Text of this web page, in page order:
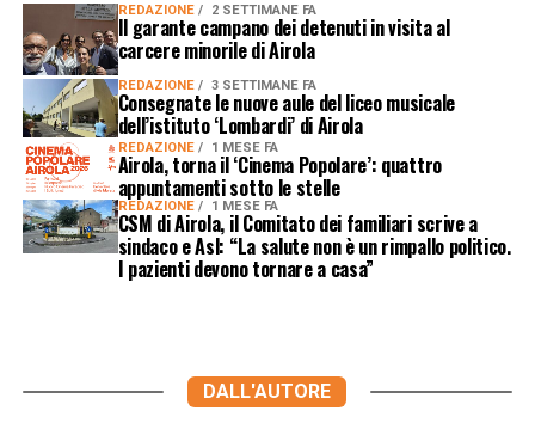
REDAZIONE 2 SETTIMANE FA
Il garante campano dei detenuti in visita al
carcere minorile di Airola
REDAZIONE 3 SETTIMANE FA
Consegnate le nuove aule del liceo musicale
dell’istituto ‘Lombardi’ di Airola
REDAZIONE 1 MESE FA
Airola, torna il ‘Cinema Popolare’: quattro
appuntamenti sotto le stelle
REDAZIONE 1 MESE FA
CSM di Airola, il Comitato dei familiari scrive a
sindaco e Asl: “La salute non è un rimpallo politico.
I pazienti devono tornare a casa”
DALL'AUTORE